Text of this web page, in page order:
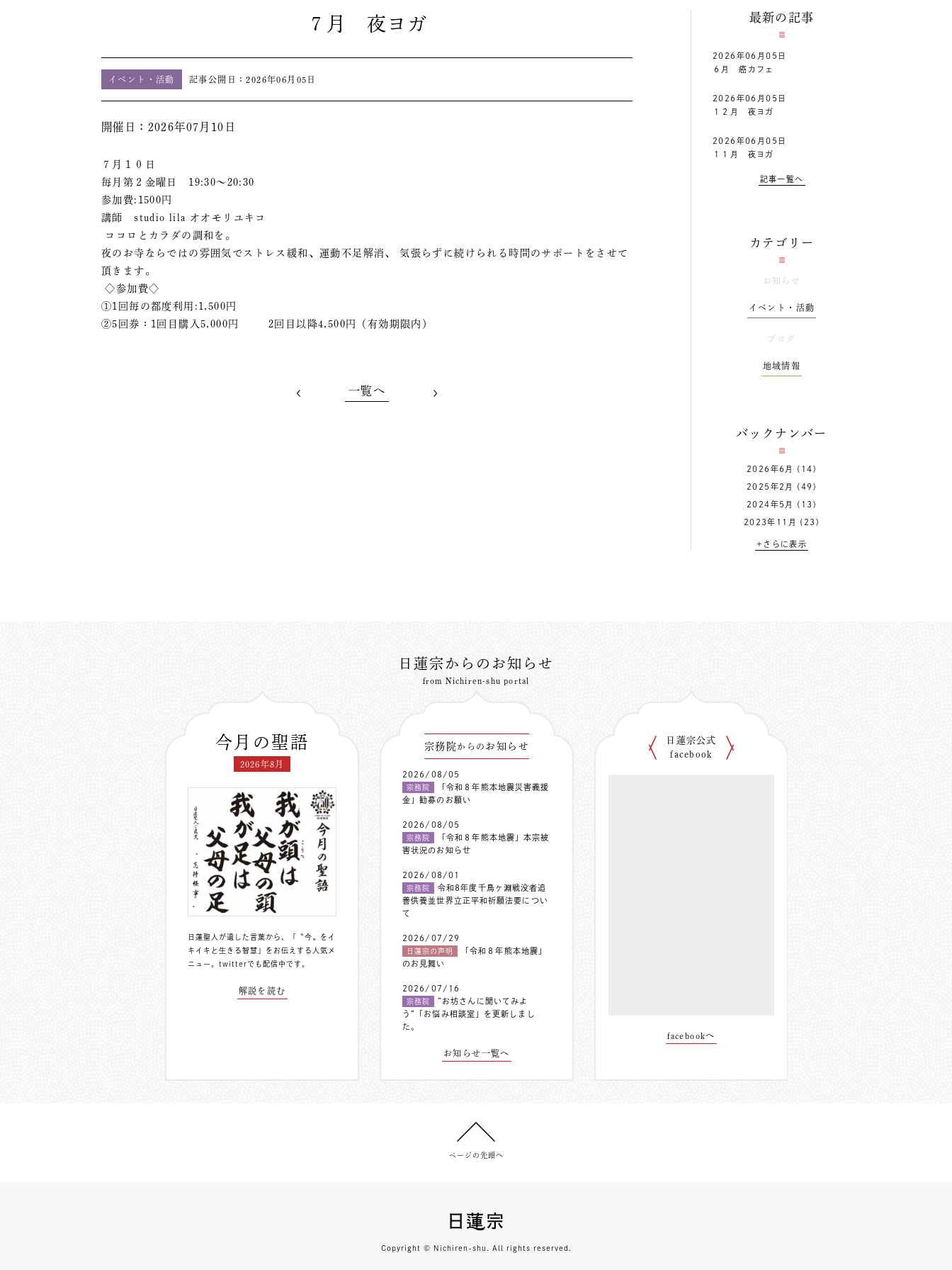
７月 夜ヨガ
イベント・活動 記事公開日：2026年06月05日
開催日：2026年07月10日
７月１０日
毎月第２金曜日 19:30〜20:30
参加費:1500円
講師 studio lila オオモリユキコ
ココロとカラダの調和を。
夜のお寺ならではの雰囲気でストレス緩和、運動不足解消、 気張らずに続けられる時間のサポートをさせて
頂きます。
◇参加費◇
①1回毎の都度利用:1,500円
②5回券：1回目購入5,000円 2回目以降4,500円（有効期限内）
一覧へ
最新の記事
2026年06月05日
６月 癌カフェ
2026年06月05日
１２月 夜ヨガ
2026年06月05日
１１月 夜ヨガ
記事一覧へ
カテゴリー
お知らせ
イベント・活動
ブログ
地域情報
バックナンバー
2026年6月 (14)
2025年2月 (49)
2024年5月 (13)
2023年11月 (23)
+さらに表示
日蓮宗からのお知らせ
from Nichiren-shu portal
今月の聖語
2026年8月
日蓮聖人が遺した言葉から、「〝今〟をイ
キイキと生きる智慧」をお伝えする人気メ
ニュー。 twitterでも配信中 です。
解説を読む
宗務院からの お知らせ
2026/08/05
宗務院
「令和８年熊本地震災害義援
金」勧募のお願い
2026/08/05
宗務院
「令和８年熊本地震」本宗被
害状況のお知らせ
2026/08/01
宗務院
令和8年度千鳥ヶ淵戦没者追
善供養並世界立正平和祈願法要につい
て
2026/07/29
日蓮宗の声明
「令和８年熊本地震」
のお見舞い
2026/07/16
宗務院
”お坊さんに聞いてみよ
う”「お悩み相談室」を更新しまし
た。
お知らせ一覧へ
日蓮宗公式
facebook
facebookへ
ページの先頭へ
Copyright © Nichiren-shu. All rights reserved.